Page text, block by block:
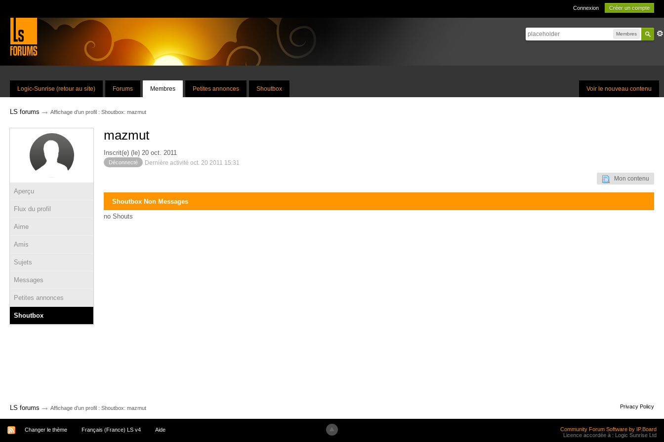
Connexion Créer un compte
Membres
Voir le nouveau contenu
Logic-Sunrise (retour au site) Forums Membres Petites annonces Shoutbox
LS forums → Affichage d'un profil : Shoutbox: mazmut
Aperçu
Flux du profil
Aime
Amis
Sujets
Messages
Petites annonces
Shoutbox
mazmut
Inscrit(e) (le) 20 oct. 2011
Déconnecté Dernière activité oct. 20 2011 15:31
Mon contenu
Shoutbox Non Messages
no Shouts
LS forums → Affichage d'un profil : Shoutbox: mazmut Privacy Policy
Changer le thème Français (France) LS v4 Aide
Community Forum Software by IP.Board
Licence accordée à : Logic Sunrise Ltd